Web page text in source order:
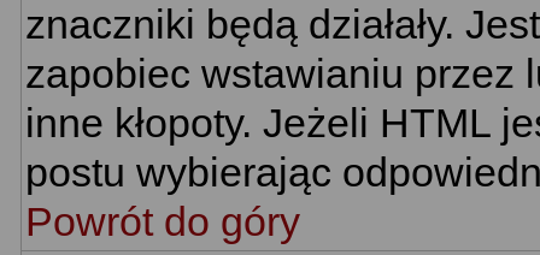
znaczniki będą działały.
zapobiec wstawianiu przez
inne kłopoty. Jeżeli HTML
postu wybierając
Powrót do góry